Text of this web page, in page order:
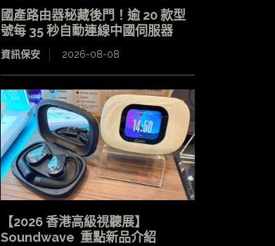
國產路由器秘藏後門！逾 20 款型
號每 35 秒自動連線中國伺服器
資訊保安 2026-08-08
【2026 香港高級視聽展】
Soundwave 重點新品介紹